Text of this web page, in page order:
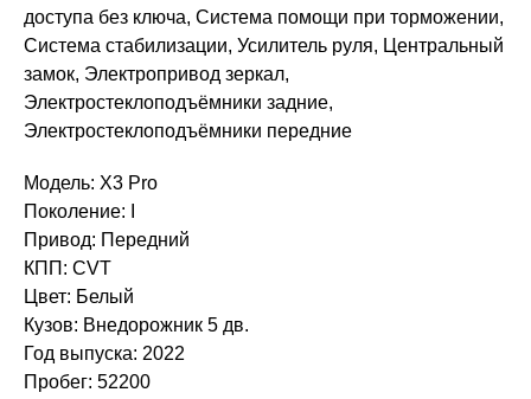
доступа без ключа, Система помощи при торможении,
Система стабилизации, Усилитель руля, Центральный
замок, Электропривод зеркал,
Электростеклоподъёмники задние,
Электростеклоподъёмники передние
Модель: X3 Pro
Поколение: I
Привод: Передний
КПП: CVT
Цвет: Белый
Кузов: Внедорожник 5 дв.
Год выпуска: 2022
Пробег: 52200